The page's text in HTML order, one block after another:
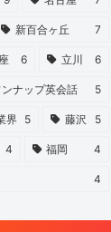
新百合ヶ丘 7
6 立川 6
ンナップ英会話 5
界 5 藤沢 5
4 福岡 4
4